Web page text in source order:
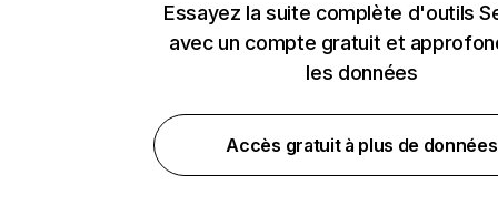
Essayez la suite complète d'outils
avec un compte gratuit et
les données
Accès gratuit à plus de données